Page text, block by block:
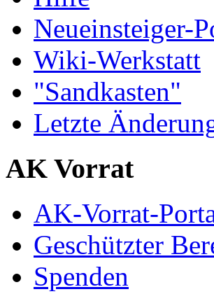
Neueinsteiger-
Wiki-Werkstatt
"Sandkasten"
Letzte
AK Vorrat
AK-Vorrat-
Geschützter
Spenden